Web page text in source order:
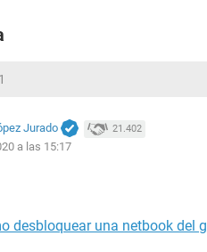
Jurado 21.402
a las 15:17
desbloquear una netbook del